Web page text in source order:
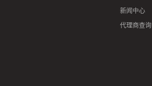
新闻中心
代理商查询